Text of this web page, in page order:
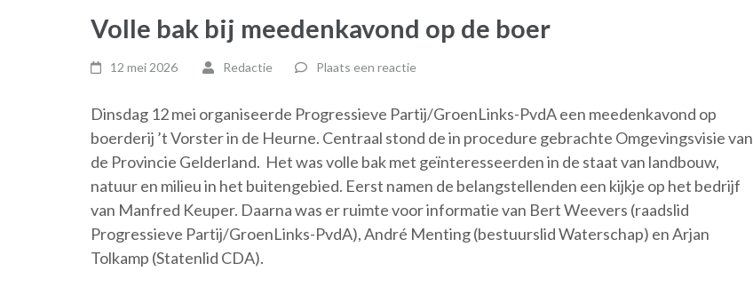
Volle bak bij meedenkavond op de boer
12 mei 2026 Redactie Plaats een reactie
Dinsdag 12 mei organiseerde Progressieve Partij/GroenLinks-PvdA een meedenkavond op
boerderij ’t Vorster in de Heurne. Centraal stond de in procedure gebrachte Omgevingsvisie van
de Provincie Gelderland. Het was volle bak met geïnteresseerden in de staat van landbouw,
natuur en milieu in het buitengebied. Eerst namen de belangstellenden een kijkje op het bedrijf
van Manfred Keuper. Daarna was er ruimte voor informatie van Bert Weevers (raadslid
Progressieve Partij/GroenLinks-PvdA), André Menting (bestuurslid Waterschap) en Arjan
Tolkamp (Statenlid CDA).